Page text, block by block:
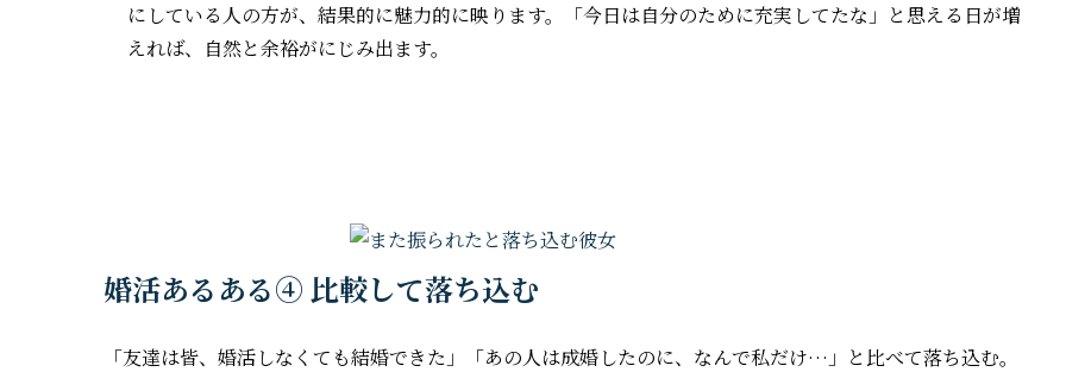
にしている人の方が、結果的に魅力的に映ります。「今日は自分のために充実してたな」と思える日が増
えれば、自然と余裕がにじみ出ます。
婚活あるある④ 比較して落ち込む
「友達は皆、婚活しなくても結婚できた」「あの人は成婚したのに、なんで私だけ…」と比べて落ち込む。